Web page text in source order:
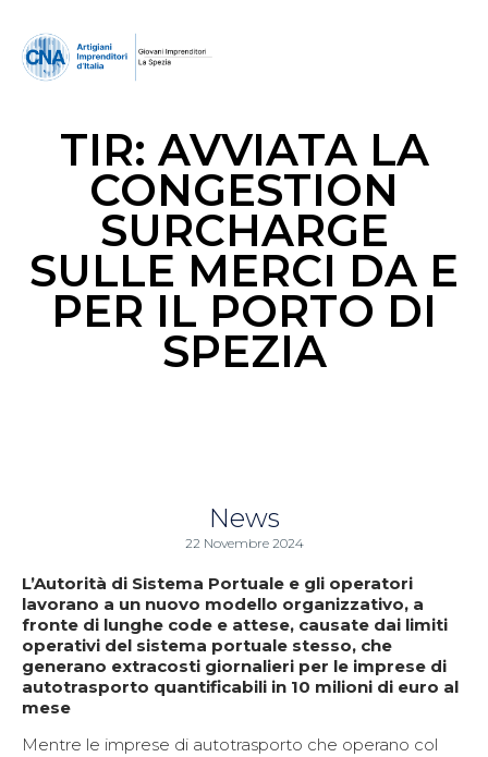
TIR: AVVIATA LA
CONGESTION
SURCHARGE
SULLE MERCI DA E
PER IL PORTO DI
SPEZIA
News
22 Novembre 2024
L’Autorità di Sistema Portuale e gli operatori
lavorano a un nuovo modello organizzativo, a
fronte di lunghe code e attese, causate dai limiti
operativi del sistema portuale stesso, che
generano extracosti giornalieri per le imprese di
autotrasporto quantificabili in 10 milioni di euro al
mese
Mentre le imprese di autotrasporto che operano col